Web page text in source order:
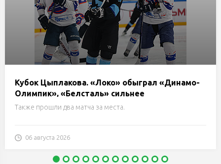
Кубок Цыплакова. «Локо» обыграл «Динамо-
Олимпик», «Белсталь» сильнее
«Нефтехимика» и еще два матча 1/4 финала
Также прошли два матча за места.
06 августа 2026